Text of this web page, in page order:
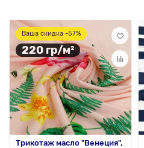
Ваша скидка -57%
220 гр/м²
Трикотаж масло "Венеция",